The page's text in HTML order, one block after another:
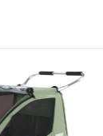
Preis
war: